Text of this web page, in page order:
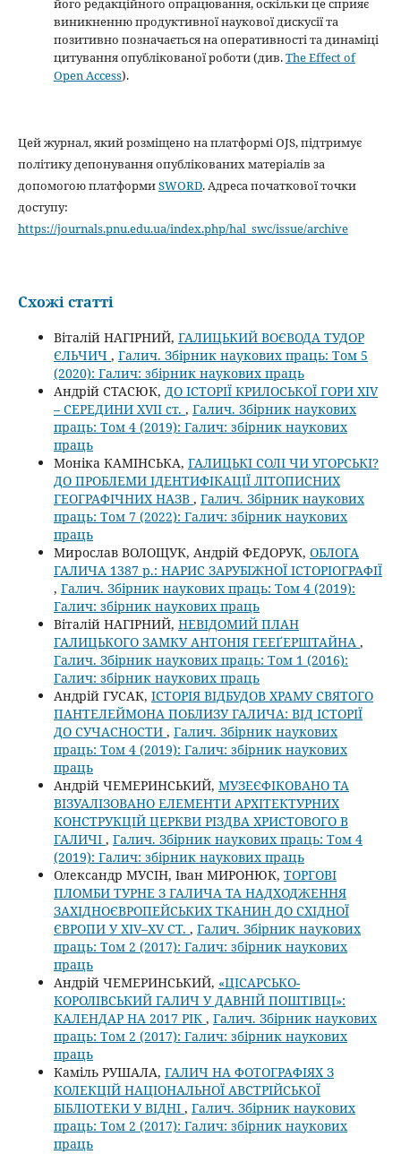
його редакційного опрацювання, оскільки це сприяє
виникненню продуктивної наукової дискусії та
позитивно позначається на оперативності та динаміці
цитування опублікованої роботи (див.The Effect of
Open Access).
Цей журнал, який розміщено на платформі OJS, підтримує
політику депонування опублікованих матеріалів за
допомогою платформиSWORD. Адреса початкової точки
доступу:
https://journals.pnu.edu.ua/index.php/hal_swc/issue/archive
Схожі статті
Віталій НАГІРНИЙ, ГАЛИЦЬКИЙ ВОЄВОДА ТУДОР
ЄЛЬЧИЧ , Галич. Збірник наукових праць: Том 5
(2020): Галич: збірник наукових праць
Андрій СТАСЮК, ДО ІСТОРІЇ КРИЛОСЬКОЇ ГОРИ ХIV
– СЕРЕДИНИ XVII ст. , Галич. Збірник наукових
праць: Том 4 (2019): Галич: збірник наукових
праць
Моніка КАМІНСЬКА, ГАЛИЦЬКІ СОЛІ ЧИ УГОРСЬКІ?
ДО ПРОБЛЕМИ ІДЕНТИФІКАЦІЇ ЛІТОПИСНИХ
ГЕОГРАФІЧНИХ НАЗВ , Галич. Збірник наукових
праць: Том 7 (2022): Галич: збірник наукових
праць
Мирослав ВОЛОЩУК, Андрій ФЕДОРУК, ОБЛОГА
ГАЛИЧА 1387 р.: НАРИС ЗАРУБІЖНОЇ ІСТОРІОГРАФІЇ
, Галич. Збірник наукових праць: Том 4 (2019):
Галич: збірник наукових праць
Віталій НАГІРНИЙ, НЕВІДОМИЙ ПЛАН
ГАЛИЦЬКОГО ЗАМКУ АНТОНІЯ ГЕЕҐЕРШТАЙНА ,
Галич. Збірник наукових праць: Том 1 (2016):
Галич: збірник наукових праць
Андрій ГУСАК, ІСТОРІЯ ВІДБУДОВ ХРАМУ СВЯТОГО
ПАНТЕЛЕЙМОНА ПОБЛИЗУ ГАЛИЧА: ВІД ІСТОРІЇ
ДО СУЧАСНОСТИ , Галич. Збірник наукових
праць: Том 4 (2019): Галич: збірник наукових
праць
Андрій ЧЕМЕРИНСЬКИЙ, МУЗЕЄФІКОВАНО ТА
ВІЗУАЛІЗОВАНО ЕЛЕМЕНТИ АРХІТЕКТУРНИХ
КОНСТРУКЦІЙ ЦЕРКВИ РІЗДВА ХРИСТОВОГО В
ГАЛИЧІ , Галич. Збірник наукових праць: Том 4
(2019): Галич: збірник наукових праць
Олександр МУСІН, Іван МИРОНЮК, ТОРГОВІ
ПЛОМБИ ТУРНЕ З ГАЛИЧА ТА НАДХОДЖЕННЯ
ЗАХІДНОЄВРОПЕЙСЬКИХ ТКАНИН ДО СХІДНОЇ
ЄВРОПИ У XIV–XV СТ. , Галич. Збірник наукових
праць: Том 2 (2017): Галич: збірник наукових
праць
Андрій ЧЕМЕРИНСЬКИЙ, «ЦІСАРСЬКО-
КОРОЛІВСЬКИЙ ГАЛИЧ У ДАВНІЙ ПОШТІВЦІ»:
КАЛЕНДАР НА 2017 РІК , Галич. Збірник наукових
праць: Том 2 (2017): Галич: збірник наукових
праць
Каміль РУШАЛА, ГАЛИЧ НА ФОТОГРАФІЯХ З
КОЛЕКЦІЙ НАЦІОНАЛЬНОЇ АВСТРІЙСЬКОЇ
БІБЛІОТЕКИ У ВІДНІ , Галич. Збірник наукових
праць: Том 2 (2017): Галич: збірник наукових
праць